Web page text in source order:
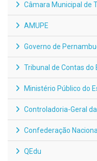
Câmara Municipal de
AMUPE
Governo de
Tribunal de Contas do
Ministério Público do
Controladoria-Geral
Confederação
QEdu